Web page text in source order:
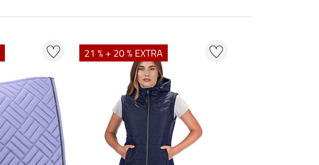
21 % + 20 % EXTRA